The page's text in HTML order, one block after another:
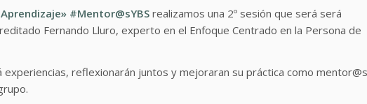
#Mentor@sYBS realizamos una 2º sesión que será será
Fernando Lluro, experto en el Enfoque Centrado en la Persona de
reflexionarán juntos y mejoraran su práctica como mentor@s